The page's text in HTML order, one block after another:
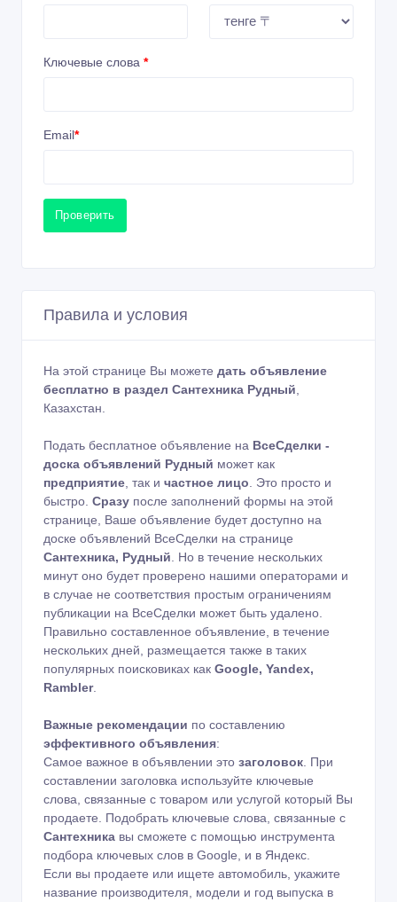
Ключевые слова *
Email*
Проверить
Правила и условия
На этой странице Вы можете дать объявление
бесплатно в раздел Сантехника Рудный
Казахстан.
Подать бесплатное объявление на ВсеСделки -
доска объявлений Рудный может как
предприятие , так и частное лицо . Это просто и
быстро. Сразу после заполнений формы на этой
странице, Ваше объявление будет доступно на
доске объявлений ВсеСделки на странице
Сантехника, Рудный . Но в течение нескольких
минут оно будет проверено нашими операторами и
в случае не соответствия простым ограничениям
публикации на ВсеСделки может быть удалено.
Правильно составленное объявление, в течение
нескольких дней, размещается также в таких
популярных поисковиках как Google, Yandex,
Rambler.
Важные рекомендации по составлению
эффективного объявления:
Самое важное в объявлении это заголовок . При
составлении заголовка используйте ключевые
слова, связанные с товаром или услугой который Вы
продаете. Подобрать ключевые слова, связанные с
Сантехника вы сможете с помощью инструмента
подбора ключевых слов в Google
и в Яндекс
Если вы продаете или ищете автомобиль, укажите
название производителя, модели и год выпуска в